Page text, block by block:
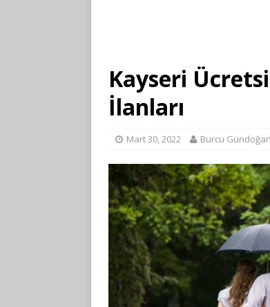
Kayseri
İlanları
Mart 30, 2022 Burcu Gündoğan